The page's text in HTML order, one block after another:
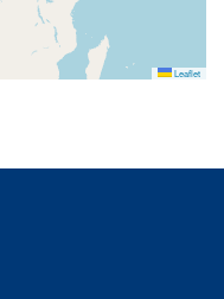
Leaflet